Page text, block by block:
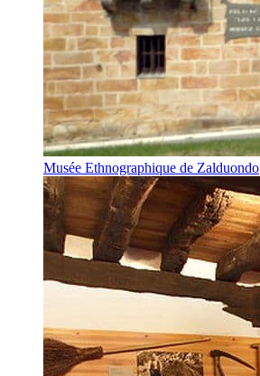
Musée Ethnographique de Zalduondo